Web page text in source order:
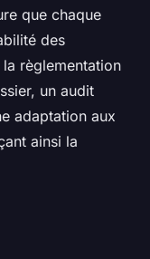
que chaque
des
règlementation
un audit
adaptation aux
ainsi la